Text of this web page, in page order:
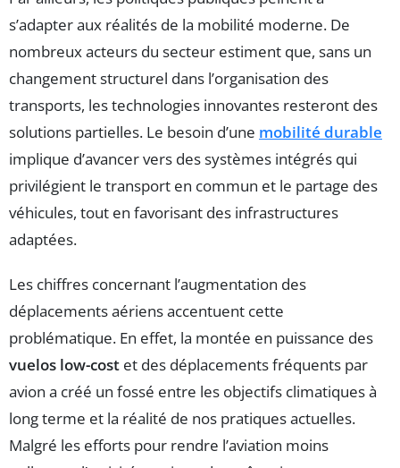
s’adapter aux réalités de la mobilité moderne. De
nombreux acteurs du secteur estiment que, sans un
changement structurel dans l’organisation des
transports, les technologies innovantes resteront des
solutions partielles. Le besoin d’une mobilité durable
implique d’avancer vers des systèmes intégrés qui
privilégient le transport en commun et le partage des
véhicules, tout en favorisant des infrastructures
adaptées.
Les chiffres concernant l’augmentation des
déplacements aériens accentuent cette
problématique. En effet, la montée en puissance des
vuelos low-cost et des déplacements fréquents par
avion a créé un fossé entre les objectifs climatiques à
long terme et la réalité de nos pratiques actuelles.
Malgré les efforts pour rendre l’aviation moins